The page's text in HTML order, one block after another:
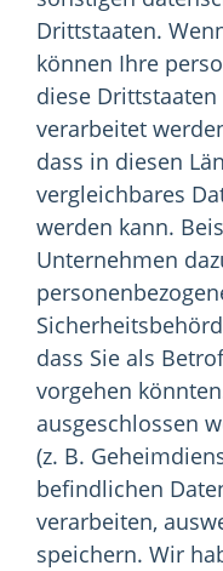
Drittstaaten.
können Ihre
diese
verarbeitet
dass in diesen
vergleichbares
werden kann.
Unternehmen
dass Sie als
vorgehen
ausgeschlossen
(z. B.
befindlichen
verarbeiten,
speichern. Wir